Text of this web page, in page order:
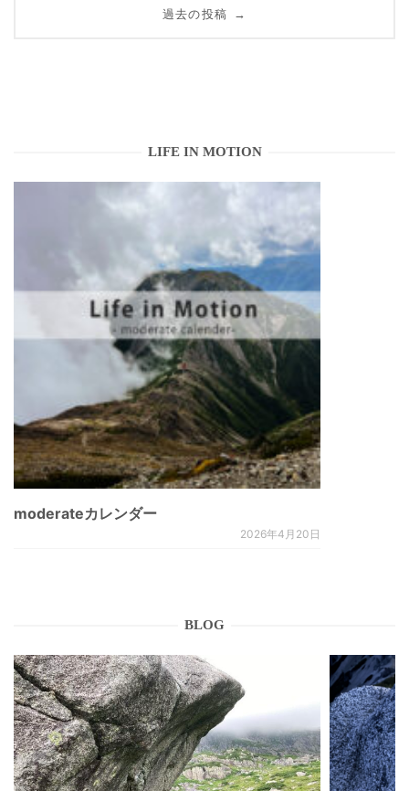
過去の投稿 →
LIFE IN MOTION
moderateカレンダー
2026年4月20日
BLOG